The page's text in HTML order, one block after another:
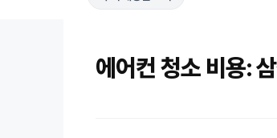
에어컨 청소 비용: